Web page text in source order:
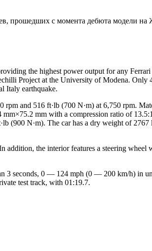
прошедших с момента дебюта модели на
the highest power output for any
Project at the University of Modena. Only
Italy earthquake.
and 516 ft·lb (700 N·m) at 6,750 rpm.
mm with a compression ratio of
(900 N·m). The car has a dry weight of
addition, the interior features a steering wheel
3 seconds, 0 — 124 mph (0 — 200 km/h) in
test track, with 01:19.7.